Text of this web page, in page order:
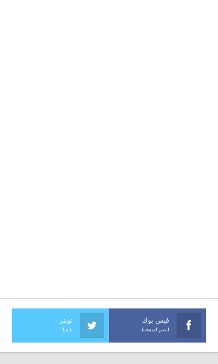
فيس بوك
انضم لصفحتنا
تويتر
تابعنا